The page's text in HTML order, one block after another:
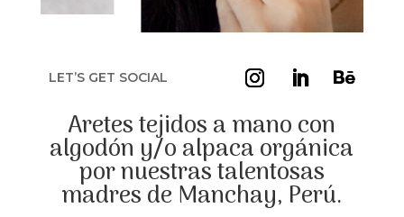
LET’S GET SOCIAL
Aretes tejidos a mano con
algodón y/o alpaca orgánica
por nuestras talentosas
madres de Manchay, Perú.